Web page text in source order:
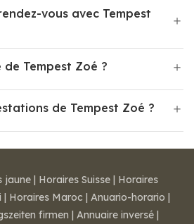
vous avec Tempest
Tempest Zoé ?
de Tempest Zoé ?
jaune | Horaires Suisse | Horaires
| Horaires Maroc | Anuario-horario |
firmen | Annuaire inversé |